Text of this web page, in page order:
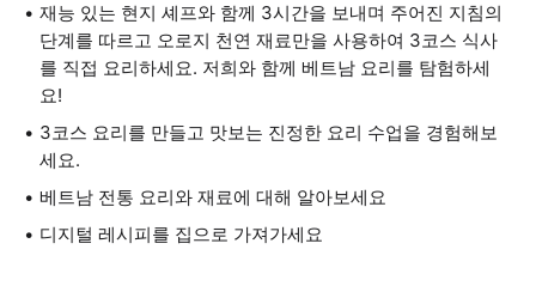
재능 있는 현지 셰프와 함께 3시간을 보내며 주어진 지침의
단계를 따르고 오로지 천연 재료만을 사용하여 3코스 식사
를 직접 요리하세요. 저희와 함께 베트남 요리를 탐험하세
요!
3코스 요리를 만들고 맛보는 진정한 요리 수업을 경험해보
세요.
베트남 전통 요리와 재료에 대해 알아보세요
디지털 레시피를 집으로 가져가세요